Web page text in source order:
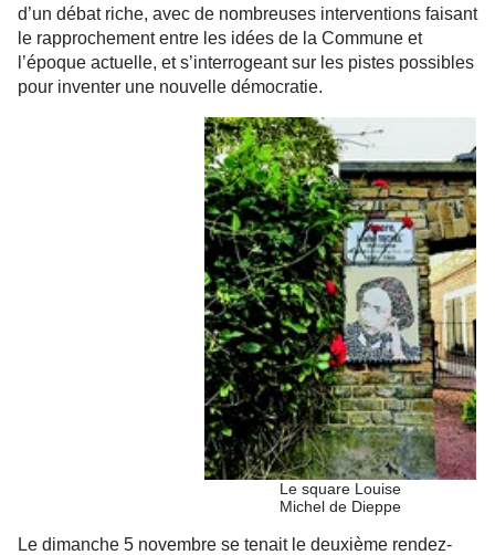
d’un débat riche, avec de nombreuses interventions faisant
le rapprochement entre les idées de la Commune et
l’époque actuelle, et s’interrogeant sur les pistes possibles
pour inventer une nouvelle démocratie.
Le square Louise
Michel de Dieppe
Le dimanche 5 novembre se tenait le deuxième rendez-